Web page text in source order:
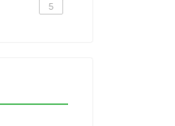
5